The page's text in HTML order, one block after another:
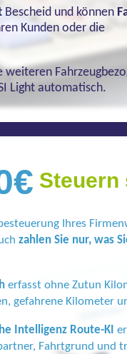
Bescheid und können
Kunden oder die
weiteren
Light automatisch.
Steuern
Ihres
zahlen Sie nur, was
erfasst ohne Zutun
gefahrene Kilometer
Intelligenz Route-KI
Fahrtgrund und